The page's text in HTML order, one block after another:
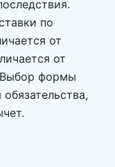
по
от
от
Выбор формы